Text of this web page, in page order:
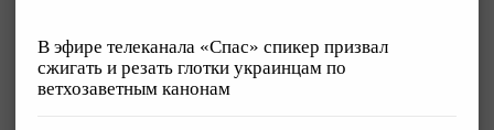
В эфире телеканала «Спас» спикер призвал
сжигать и резать глотки украинцам по
ветхозаветным канонам